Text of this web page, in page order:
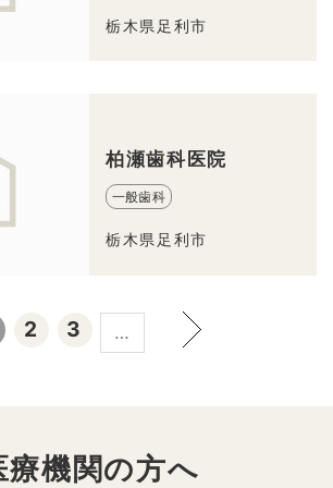
栃木県足利市
柏瀬歯科医院
一般歯科
栃木県足利市
2 3 …
療機関の方へ